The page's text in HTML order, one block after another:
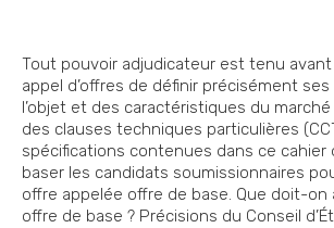
Tout pouvoir adjudicateur est tenu
appel d’offres de définir précisément
l’objet et des caractéristiques du
des clauses techniques particulières
spécifications contenues dans ce cahier
baser les candidats soumissionnaires
offre appelée offre de base. Que doit-on
offre de base ? Précisions du Conseil